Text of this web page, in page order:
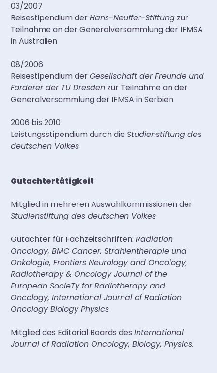
03/2007
Reisestipendium derHans-Neuffer-Stiftung zur
Teilnahme an der Generalversammlung der IFMSA
in Australien
08/2006
Reisestipendium derGesellschaft der Freunde und
Förderer der TU Dresden zur Teilnahme an der
Generalversammlung der IFMSA in Serbien
2006 bis 2010
Leistungsstipendium durch dieStudienstiftung des
deutschen Volkes
Gutachtertätigkeit
Mitglied in mehreren Auswahlkommissionen der
Studienstiftung des deutschen Volkes
Gutachter für Fachzeitschriften:Radiation
Oncology, BMC Cancer, Strahlentherapie und
Onkologie, Frontiers Neurology and Oncology,
Radiotherapy & Oncology Journal of the
European SocieTy for Radiotherapy and
Oncology, International Journal of Radiation
Oncology Biology Physics
Mitglied des Editorial Boards desInternational
Journal of Radiation Oncology, Biology, Physics.